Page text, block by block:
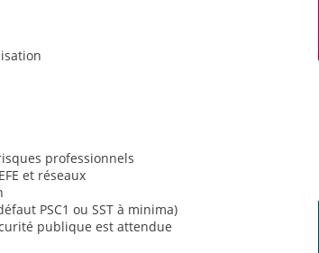
professionnels
et réseaux
PSC1 ou SST à minima)
publique est attendue